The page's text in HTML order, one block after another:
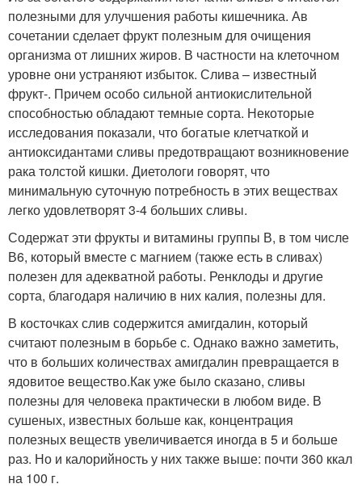
полезными для улучшения работы кишечника. Ав
сочетании сделает фрукт полезным для очищения
организма от лишних жиров. В частности на клеточном
уровне они устраняют избыток. Слива – известный
фрукт-. Причем особо сильной антиокислительной
способностью обладают темные сорта. Некоторые
исследования показали, что богатые клетчаткой и
антиоксидантами сливы предотвращают возникновение
рака толстой кишки. Диетологи говорят, что
минимальную суточную потребность в этих веществах
легко удовлетворят 3-4 больших сливы.
Содержат эти фрукты и витамины группы В, в том числе
В6, который вместе с магнием (также есть в сливах)
полезен для адекватной работы. Ренклоды и другие
сорта, благодаря наличию в них калия, полезны для.
В косточках слив содержится амигдалин, который
считают полезным в борьбе с. Однако важно заметить,
что в больших количествах амигдалин превращается в
ядовитое вещество.Как уже было сказано, сливы
полезны для человека практически в любом виде. В
сушеных, известных больше как, концентрация
полезных веществ увеличивается иногда в 5 и больше
раз. Но и калорийность у них также выше: почти 360 ккал
на 100 г.